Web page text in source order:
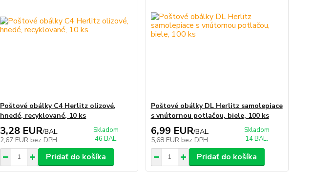
Poštové obálky C4 Herlitz olizové,
hnedé, recyklované, 10 ks
3,28 EUR/BAL.
2,67 EUR bez DPH
Skladom
46 BAL.
Pridať do košíka
Poštové obálky DL Herlitz samolepiace
s vnútornou potlačou, biele, 100 ks
6,99 EUR/BAL.
5,68 EUR bez DPH
Skladom
14 BAL.
Pridať do košíka